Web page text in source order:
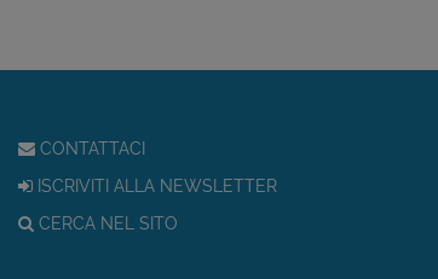
CONTATTACI
ISCRIVITI ALLA NEWSLETTER
CERCA NEL SITO